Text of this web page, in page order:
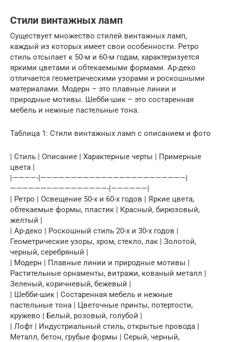
Стили винтажных ламп
Существует множество стилей винтажных ламп,
каждый из которых имеет свои особенности. Ретро
стиль отсылает к 50-м и 60-м годам, характеризуется
яркими цветами и обтекаемыми формами. Ар-деко
отличается геометрическими узорами и роскошными
материалами. Модерн – это плавные линии и
природные мотивы. Шебби-шик – это состаренная
мебель и нежные пастельные тона.
Таблица 1: Стили винтажных ламп с описанием и фото
| Стиль | Описание | Характерные черты | Примерные
цвета |
|————-|————————————————————————|
————————————————-|——————|
| Ретро | Освещение 50-х и 60-х годов | Яркие цвета,
обтекаемые формы, пластик | Красный, бирюзовый,
желтый |
| Ар-деко | Роскошный стиль 20-х и 30-х годов |
Геометрические узоры, хром, стекло, лак | Золотой,
черный, серебряный |
| Модерн | Плавные линии и природные мотивы |
Растительные орнаменты, витражи, кованый металл |
Зеленый, коричневый, бежевый |
| Шебби-шик | Состаренная мебель и нежные
пастельные тона | Цветочные принты, потертости,
кружево | Белый, розовый, голубой |
| Лофт | Индустриальный стиль, открытые провода |
Металл, бетон, грубые формы | Серый, черный,